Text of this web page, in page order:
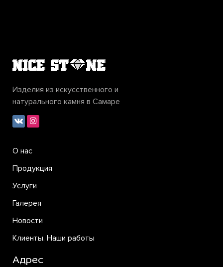
Изделия из искусственного и
натурального камня в Самаре
О нас
Продукция
Услуги
Галерея
Новости
Клиенты. Наши работы
Адрес